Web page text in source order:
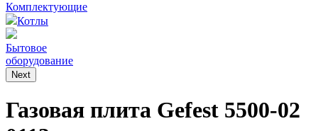
Комплектующие
Котлы
Бытовое
оборудование
Next
Газовая плита Gefest 5500-02